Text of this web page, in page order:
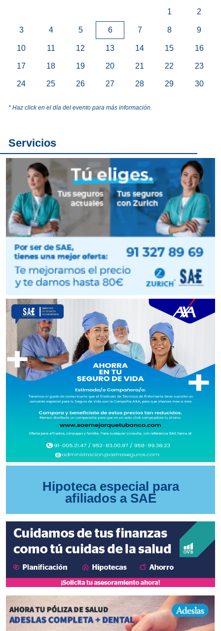
1 2
3 4 5 6 7 8 9
10 11 12 13 14 15 16
17 18 19 20 21 22 23
24 25 26 27 28 29 30
* Haz click en el día del evento para más información.
Servicios
Hipoteca especial para
afiliados a SAE